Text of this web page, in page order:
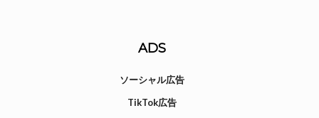
ADS
ソーシャル広告
TikTok広告